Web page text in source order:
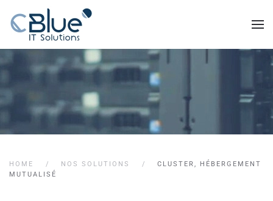
HOME NOS SOLUTIONS
CLUSTER, HÉBERGEMENT
MUTUALISÉ